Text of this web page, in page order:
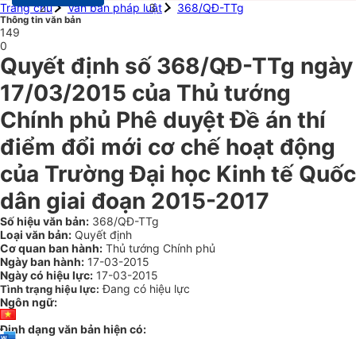
Trang chủ
Văn bản pháp luật 368/QĐ-TTg
Thông tin văn bản
149
0
Quyết định số 368/QĐ-TTg ngày
17/03/2015 của Thủ tướng
Chính phủ Phê duyệt Đề án thí
điểm đổi mới cơ chế hoạt động
của Trường Đại học Kinh tế Quốc
dân giai đoạn 2015-2017
Số hiệu văn bản: 368/QĐ-TTg
Loại văn bản: Quyết định
Cơ quan ban hành: Thủ tướng Chính phủ
Ngày ban hành: 17-03-2015
Ngày có hiệu lực: 17-03-2015
Tình trạng hiệu lực: Đang có hiệu lực
Ngôn ngữ:
Định dạng văn bản hiện có: